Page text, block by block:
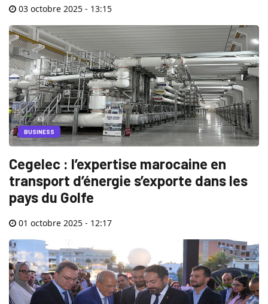
03 octobre 2025 - 13:15
BUSINESS
Cegelec : l’expertise marocaine en
transport d’énergie s’exporte dans les
pays du Golfe
01 octobre 2025 - 12:17